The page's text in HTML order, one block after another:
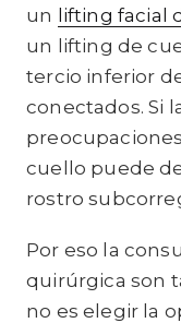
un
lifting facial
un lifting de
tercio inferior
conectados. Si
cuello puede
rostro
Por eso la
quirúrgica son
no es elegir la